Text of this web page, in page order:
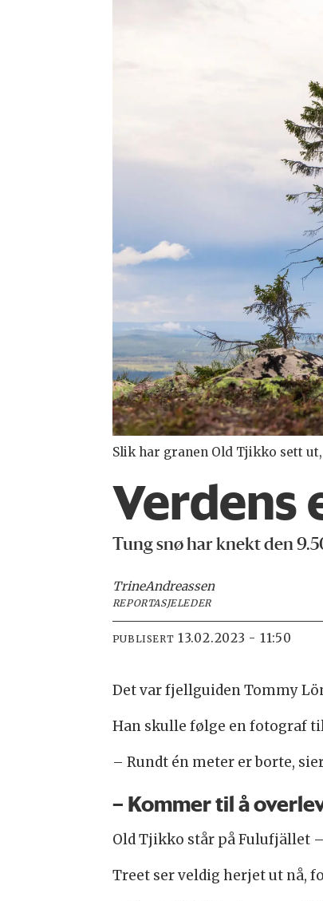
Slik har granen Old Tjikko sett
Verdens
Tung snø har knekt den
TrineAndreassen
REPORTASJELEDER
PUBLISERT 13.02.2023 - 11:50
Det var fjellguiden Tommy
Han skulle følge en fotograf
– Rundt én meter er borte,
– Kommer til å
Old Tjikko står på Fulufjället
Treet ser veldig herjet ut nå,